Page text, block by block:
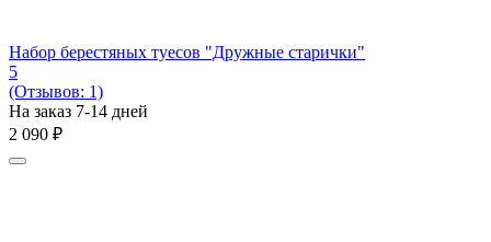
Набор берестяных туесов "Дружные старички"
5
(Отзывов: 1)
На заказ 7-14 дней
2 090 ₽